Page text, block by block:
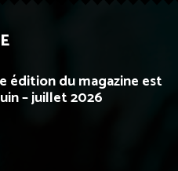
édition du magazine est
– juillet 2026